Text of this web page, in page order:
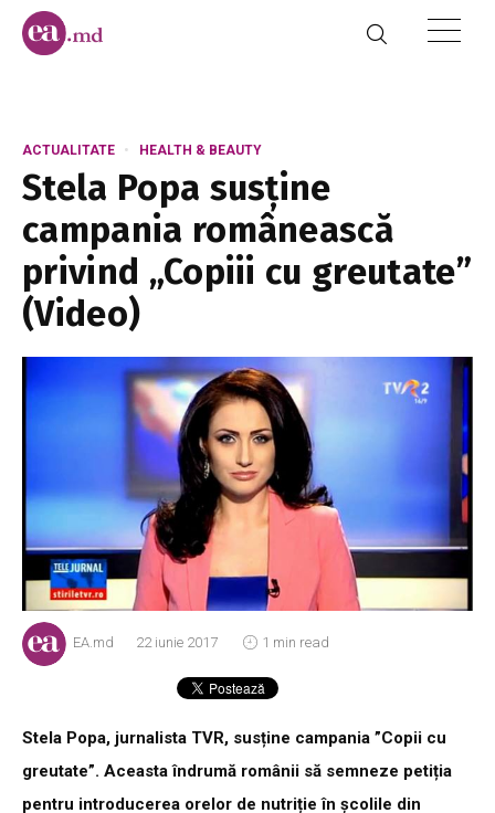
ACTUALITATE HEALTH & BEAUTY
Stela Popa susține
campania românească
privind „Copiii cu greutate”
(Video)
EA.md 22 iunie 2017 1 min read
Stela Popa, jurnalista TVR, susține campania ”Copii cu
greutate”. Aceasta îndrumă românii să semneze petiția
pentru introducerea orelor de nutriție în școlile din